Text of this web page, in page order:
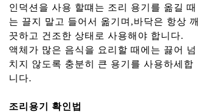
인덕션을 사용 할떄는 조리 용기를 옮길 때
는 끌지 말고 들어서 옮기며,바닥은 항상 깨
끗하고 건조한 상태로 사용해야 합니다.
액체가 많은 음식을 요리할 때에는 끓어 넘
치지 않도록 충분히 큰 용기를 사용하세합
니다.
조리용기 확인법